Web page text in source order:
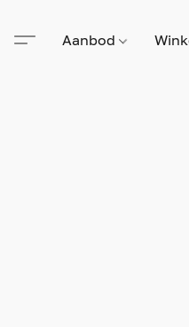
Aanbod